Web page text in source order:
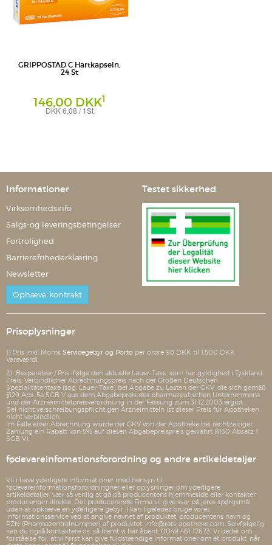
GRIPPOSTAD C Hartkapseln,
24 St
146,00 DKK1
DKK 6,08 / 1St
Informationer
Virksomhedsinfo
Salgs-og leveringsbetingelser
Fortrolighed
Barrierefrihederklæring
Newsletter
Ophæve kontrakt
Testet sikkerhed
Prisoplysninger
1) Pris inkl. Moms Servicegebyr og Porto per ordre 98 DKK til 1.500 DKK
Vareværdi.
2) Besparelser / Pris ifølge den aktuelle Lauer-Taxe, som har gyldighed i Tyskland.
Preis: Verbindlicher Abrechnungspreis nach der Großen Deutschen
Spezialitätentaxe (sog. Lauer-Taxe) bei Abgabe zu Lasten der GKV, die sich gemäß
§129 Abs. 5a SGB V aus dem Abgabepreis des pharmazeutischen Unternehmens
und der Arzneimittelpreisverordnung in der Fassung zum 31.12.2003 ergibt.
Bei nicht verschreibungspflichtigen Arzneimitteln ist dieser Preis für Apotheken
nicht verbindlich.
Im Falle einer Abrechnung würde der GKV von der Apotheke bei rechtzeitiger
Zahlung ein Rabatt von 5% auf diesen Abgabepreispreis gewährt (§130 Absatz 1
SGB V).
fødevareinfomationsforordning og andre artikeldetaljer
Vil i have yderligere informationer med hensyn til
fødevareinformationsforordningner eller oplysninger om yderligere
artikeldetaljer, vær så venlig at gå på producentens hjemmeside eller kontakter
producenten direkte. Det producerende Firma vil give svar på jeres spørgsmål
uden at opkræve en yderligere gebyr. I kan ligeledes bruge vores
informationsservice ved at angive navnet af produktet, producentens navn og
PZN (Pharmazentralnummer) af produktet: info@rats-apotheke.com. Selvfølgelig
kan du også kontaktere os, så fremt vi har åbent: 0049 461 17673. Vi beder om
forståelse for, at vi først kan give fuldstændige informationer om et produkt, når